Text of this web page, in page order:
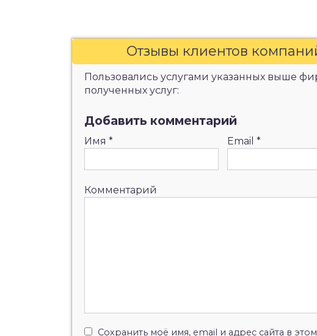
Отзывы клиентов
Пользовались услугами указанных выше
полученных услуг:
Добавить комментарий
Имя * Email *
Комментарий
Сохранить моё имя, email и адрес сайта в